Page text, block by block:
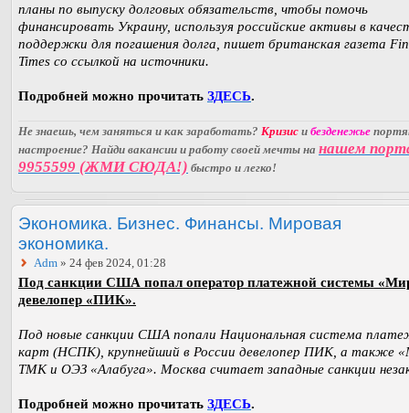
планы по выпуску долговых обязательств, чтобы помочь
финансировать Украину, используя российские активы в
поддержки для погашения долга, пишет британская газета
Times со ссылкой на источники.
Подробней можно прочитать ЗДЕСЬ.
Не знаешь, чем заняться и как заработать? Кризис и безденежье
настроение? Найди вакансии и работу своей мечты на нашем
9955599 (ЖМИ СЮДА!) быстро и легко!
Экономика. Бизнес. Финансы. Мировая
экономика.
Adm » 24 фев 2024, 01:28
Под санкции США попал оператор платежной системы
девелопер «ПИК».
Под новые санкции США попали Национальная система
карт (НСПК), крупнейший в России девелопер ПИК, а также
ТМК и ОЭЗ «Алабуга». Москва считает западные санкции
Подробней можно прочитать ЗДЕСЬ.